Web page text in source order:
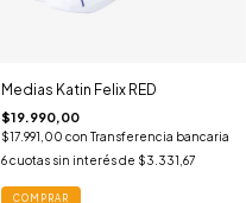
Medias Katin Felix RED
$19.990,00
$17.991,00 con Transferencia bancaria
6 cuotas sin interés de $3.331,67
COMPRAR